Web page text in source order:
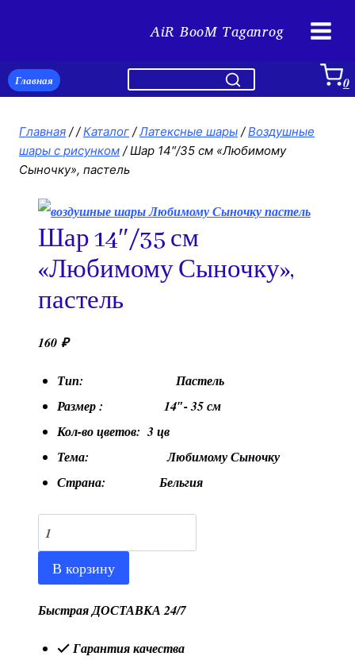
AiR BooM Taganrog
Главная 0
Главная / / Каталог / Латексные шары / Воздушные
шары с рисунком / Шар 14″/35 см «Любимому
Сыночку», пастель
Шар 14″/35 см
«Любимому Сыночку»,
пастель
160 ₽
Тип: Пастель
Размер : 14″- 35 см
Кол-во цветов: 3 цв
Тема: Любимому Сыночку
Страна: Бельгия
Количество
товара
Шар
14"/35
"Любимому
В корзину
Быстрая ДОСТАВКА 24/7
Гарантия качества